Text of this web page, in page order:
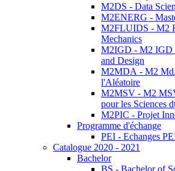
M2DS - Data
M2ENERG -
M2FLUIDS - M2
Mechanics
M2IGD - M2 IGD
and Design
M2MDA - M2
l'Aléatoire
M2MSV - M2
pour les Sciences
M2PIC - Projet
Programme d'échange
PEI - Echanges
Catalogue 2020 - 2021
Bachelor
BS - Bachelor of